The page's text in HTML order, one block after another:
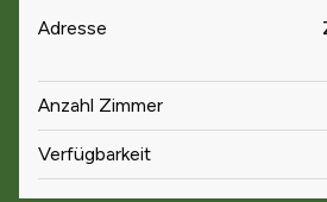
Adresse
Anzahl Zimmer
Verfügbarkeit